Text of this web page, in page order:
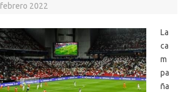
2022
La
ca
m
pa
ña